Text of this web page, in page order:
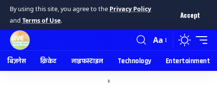
By using this site, you agree to the Privacy Policy
and Terms of Use.
Accept
Aa
बिज़नेस क्रिकेट लाइफस्टाइल Technology Entertainment
a